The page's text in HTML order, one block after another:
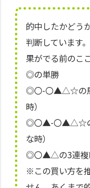
的中したかどう
判断しています
果がでる前のこ
◎の単勝
◎〇-〇▲△☆の馬
時）
◎〇▲-〇▲△☆の
な時）
◎〇▲△の3連複
※この買い方を